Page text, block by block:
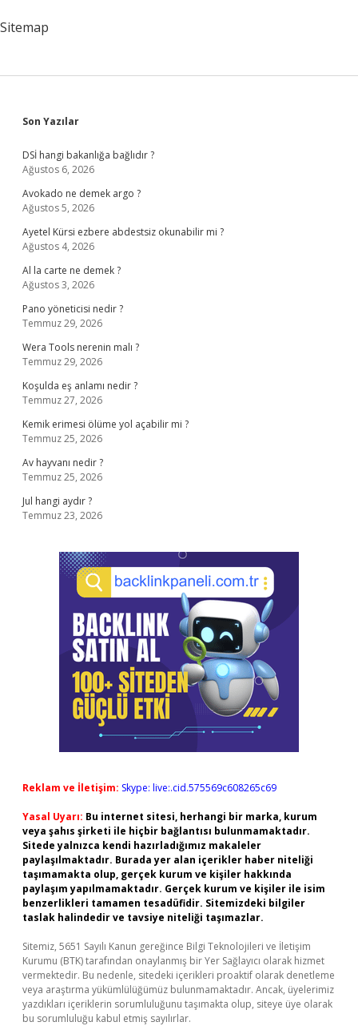
Sitemap
Sidebar
Son Yazılar
DSİ hangi bakanlığa bağlıdır ?
Ağustos 6, 2026
Avokado ne demek argo ?
Ağustos 5, 2026
Ayetel Kürsi ezbere abdestsiz okunabilir mi ?
Ağustos 4, 2026
Al la carte ne demek ?
Ağustos 3, 2026
Pano yöneticisi nedir ?
Temmuz 29, 2026
Wera Tools nerenin malı ?
Temmuz 29, 2026
Koşulda eş anlamı nedir ?
Temmuz 27, 2026
Kemik erimesi ölüme yol açabilir mi ?
Temmuz 25, 2026
Av hayvanı nedir ?
Temmuz 25, 2026
Jul hangi aydır ?
Temmuz 23, 2026
Reklam ve İletişim: Skype: live:.cid.575569c608265c69
Yasal Uyarı: Bu internet sitesi, herhangi bir marka, kurum
veya şahıs şirketi ile hiçbir bağlantısı bulunmamaktadır.
Sitede yalnızca kendi hazırladığımız makaleler
paylaşılmaktadır. Burada yer alan içerikler haber niteliği
taşımamakta olup, gerçek kurum ve kişiler hakkında
paylaşım yapılmamaktadır. Gerçek kurum ve kişiler ile isim
benzerlikleri tamamen tesadüfidir. Sitemizdeki bilgiler
taslak halindedir ve tavsiye niteliği taşımazlar.
Sitemiz, 5651 Sayılı Kanun gereğince Bilgi Teknolojileri ve İletişim
Kurumu (BTK) tarafından onaylanmış bir Yer Sağlayıcı olarak hizmet
vermektedir. Bu nedenle, sitedeki içerikleri proaktif olarak denetleme
veya araştırma yükümlülüğümüz bulunmamaktadır. Ancak, üyelerimiz
yazdıkları içeriklerin sorumluluğunu taşımakta olup, siteye üye olarak
bu sorumluluğu kabul etmiş sayılırlar.